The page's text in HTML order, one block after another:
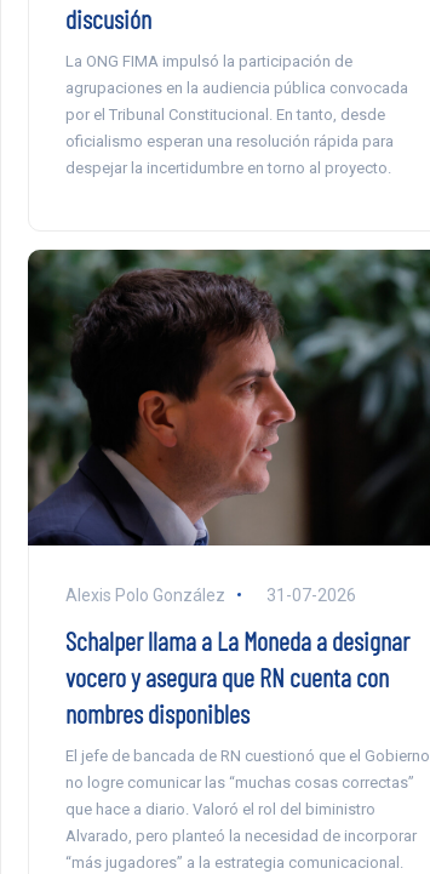
discusión
La ONG FIMA impulsó la participación de
agrupaciones en la audiencia pública convocada
por el Tribunal Constitucional. En tanto, desde
oficialismo esperan una resolución rápida para
despejar la incertidumbre en torno al proyecto.
Alexis Polo González 31-07-2026
Schalper llama a La Moneda a designar
vocero y asegura que RN cuenta con
nombres disponibles
El jefe de bancada de RN cuestionó que el Gobierno
no logre comunicar las “muchas cosas correctas”
que hace a diario. Valoró el rol del biministro
Alvarado, pero planteó la necesidad de incorporar
“más jugadores” a la estrategia comunicacional.